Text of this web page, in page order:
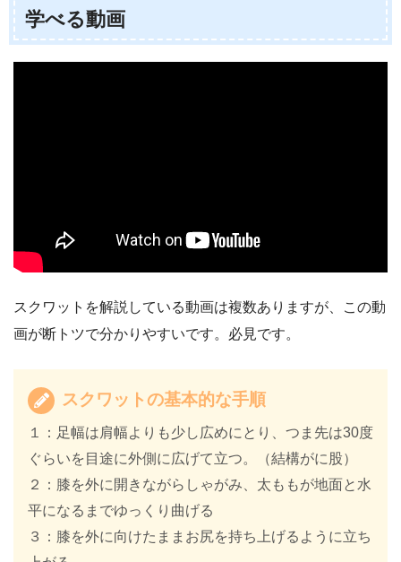
学べる動画
スクワットを解説している動画は複数ありますが、この動
画が断トツで分かりやすいです。必見です。
スクワットの基本的な手順
１：足幅は肩幅よりも少し広めにとり、つま先は30度
ぐらいを目途に外側に広げて立つ。（結構がに股）
２：膝を外に開きながらしゃがみ、太ももが地面と水
平になるまでゆっくり曲げる
３：膝を外に向けたままお尻を持ち上げるように立ち